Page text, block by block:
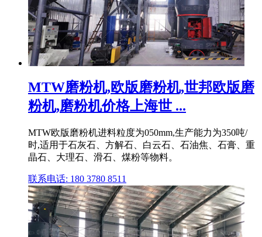
MTW磨粉机,欧版磨粉机,世邦欧版磨
粉机,磨粉机价格上海世 ...
MTW欧版磨粉机进料粒度为050mm,生产能力为350吨/
时,适用于石灰石、方解石、白云石、石油焦、石膏、重
晶石、大理石、滑石、煤粉等物料。
联系电话: 180 3780 8511